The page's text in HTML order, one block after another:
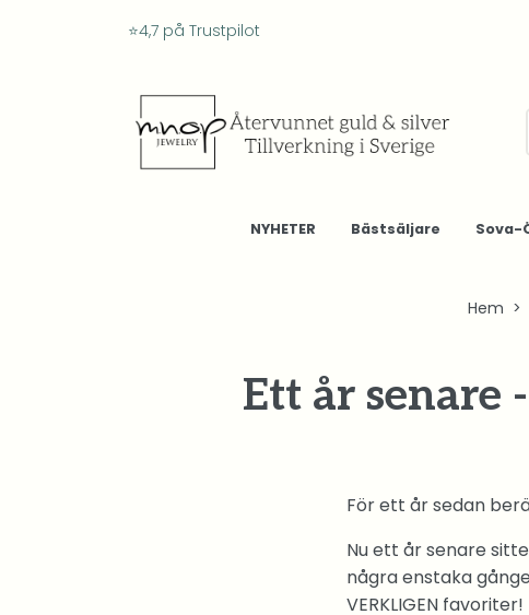
⭐4,7 på Trustpilot
NYHETER Bästsäljare Sova-
Hem
Ett år senare
För ett år sedan
Nu ett år senare
några enstaka
VERKLIGEN favoriter!